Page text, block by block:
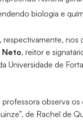
biologia e
respectivamente, nos
Neto, reitor e
Universidade de
observa os
de Rachel de